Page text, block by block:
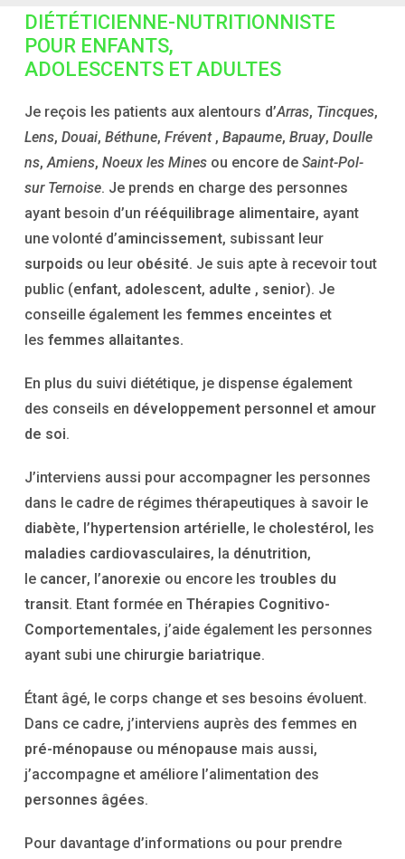
DIÉTÉTICIENNE-NUTRITIONNISTE
POUR ENFANTS,
ADOLESCENTS ET ADULTES
Je reçois les patients aux alentours d’Arras, Tincques,
Lens,Douai,Béthune,Frévent ,Bapaume,Bruay,Doulle
ns,Amiens,Noeux les Mines ou encore deSaint-Pol-
sur Ternoise. Je prends en charge des personnes
ayant besoin d’un rééquilibrage alimentaire, ayant
une volonté d’amincissement, subissant leur
surpoids ou leur obésité. Je suis apte à recevoir tout
public (enfant, adolescent, adulte , senior). Je
conseille également lesfemmes enceintes et
lesfemmes allaitantes.
En plus du suivi diététique, je dispense également
des conseils en développement personnel et amour
de soi.
J’interviens aussi pour accompagner les personnes
dans le cadre de régimes thérapeutiques à savoir le
diabète, l’hypertension artérielle, le cholestérol, les
maladies cardiovasculaires, la dénutrition,
le cancer, l’anorexie ou encore lestroubles du
transit. Etant formée enThérapies Cognitivo-
Comportementales, j’aide également les personnes
ayant subi une chirurgie bariatrique.
Étant âgé, le corps change et ses besoins évoluent.
Dans ce cadre, j’interviens auprès des femmes en
pré-ménopause ou ménopause mais aussi,
j’accompagne et améliore l’alimentation des
personnes âgées.
Pour davantage d’informations ou pour prendre